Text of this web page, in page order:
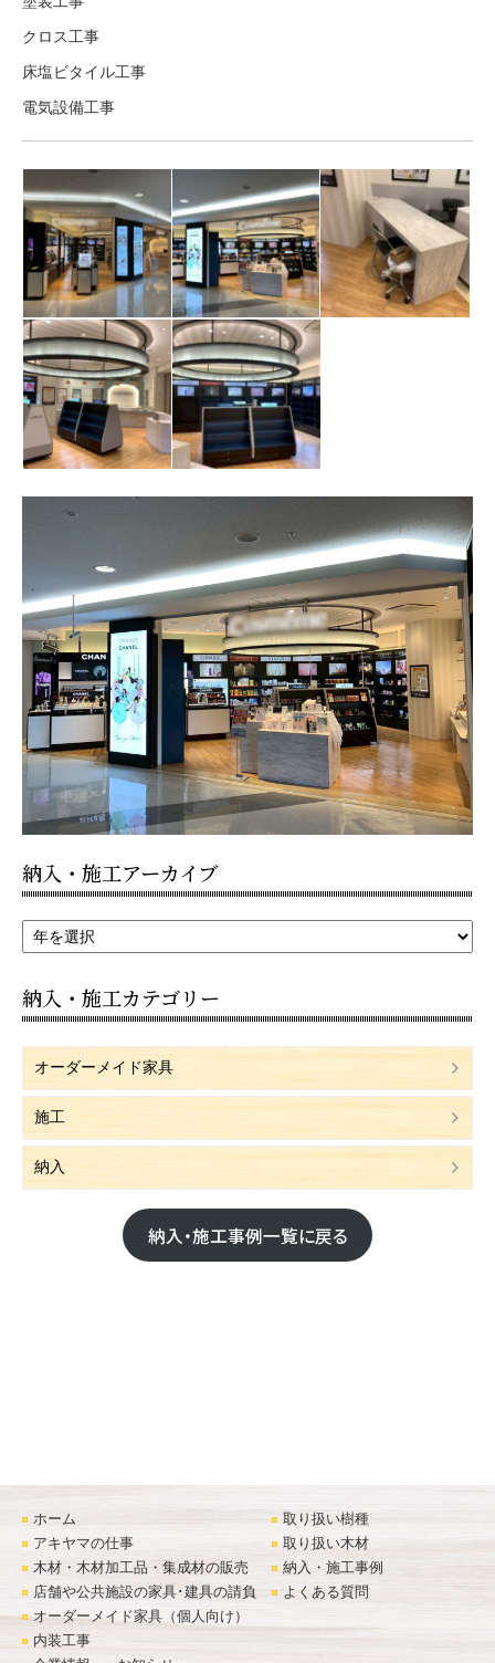
クロス工事
床塩ビタイル工事
電気設備工事
納入・施工アーカイブ
納入・施工カテゴリー
オーダーメイド家具
施工
納入
納入・施工事例一覧に戻る
ホーム
アキヤマの仕事
木材・木材加工品・集成材の販売
店舗や公共施設の家具･建具の請負
オーダーメイド家具（個人向け）
内装工事
取り扱い樹種
取り扱い木材
納入・施工事例
よくある質問